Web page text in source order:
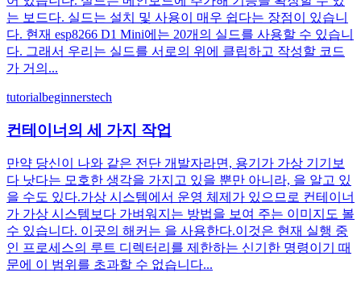
는 보드다. 실드는 설치 및 사용이 매우 쉽다는 장점이 있습니
다. 현재 esp8266 D1 Mini에는 20개의 실드를 사용할 수 있습니
다. 그래서 우리는 실드를 서로의 위에 클립하고 작성할 코드
가 거의...
tutorialbeginnerstech
컨테이너의 세 가지 작업
만약 당신이 나와 같은 전단 개발자라면, 용기가 가상 기기보
다 낫다는 모호한 생각을 가지고 있을 뿐만 아니라, 을 알고 있
을 수도 있다.가상 시스템에서 운영 체제가 있으므로 컨테이너
가 가상 시스템보다 가벼워지는 방법을 보여 주는 이미지도 볼
수 있습니다. 이곳의 해커는 을 사용한다.이것은 현재 실행 중
인 프로세스의 루트 디렉터리를 제한하는 신기한 명령이기 때
문에 이 범위를 초과할 수 없습니다...